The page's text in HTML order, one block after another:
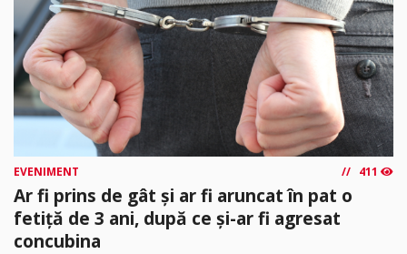
EVENIMENT 411
Ar fi prins de gât și ar fi aruncat în pat o
fetiță de 3 ani, după ce și-ar fi agresat
concubina